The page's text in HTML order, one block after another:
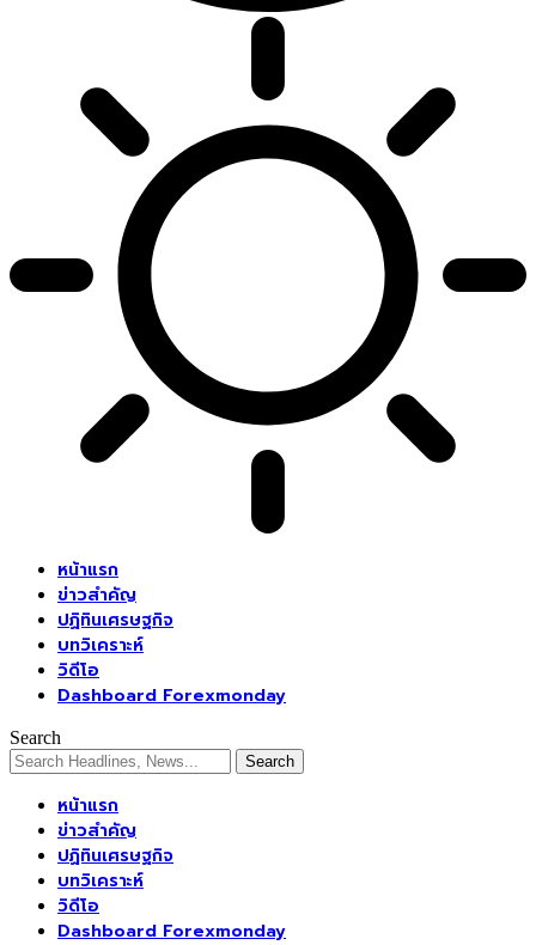
หน้าแรก
ข่าวสำคัญ
ปฏิทินเศรษฐกิจ
บทวิเคราะห์
วิดีโอ
Dashboard Forexmonday
Search
หน้าแรก
ข่าวสำคัญ
ปฏิทินเศรษฐกิจ
บทวิเคราะห์
วิดีโอ
Dashboard Forexmonday